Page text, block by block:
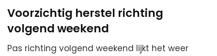
Voorzichtig herstel richting
volgend weekend
Pas richting volgend weekend lijkt het weer